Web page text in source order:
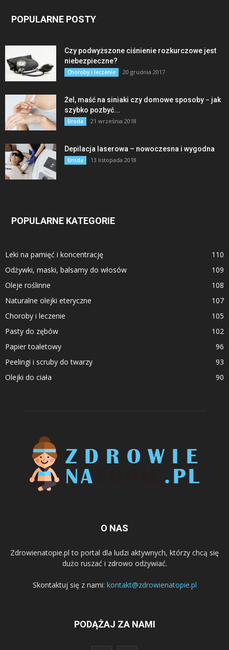
POPULARNE POSTY
Czy podwyższone ciśnienie rozkurczowe jest
niebezpieczne?
Choroby i leczenie 20 grudnia 2017
Żel, maść na siniaki czy domowe sposoby − jak
szybko pozbyć...
Uroda 21 września 2018
Depilacja laserowa – nowoczesna i wygodna
Uroda 13 listopada 2018
POPULARNE KATEGORIE
Leki na pamięć i koncentrację
110
Odżywki, maski, balsamy do włosów
109
Oleje roślinne
108
Naturalne olejki eteryczne
107
Choroby i leczenie
105
Pasty do zębów
102
Papier toaletowy
96
Peelingi i scruby do twarzy
93
Olejki do ciała
90
O NAS
Zdrowienatopie.pl to portal dla ludzi aktywnych, którzy chcą się
dużo ruszać i zdrowo odżywiać.
Skontaktuj się z nami: kontakt@zdrowienatopie.pl
PODĄŻAJ ZA NAMI